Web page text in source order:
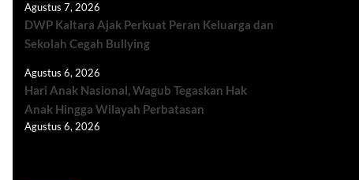
Agustus 7, 2026
DWP Kaltara Ajak Perkuat Peran Keluarga dan
Sekolah Cegah Bullying
Agustus 6, 2026
Hari Anak Nasional, Wagub Tegaskan Hak
Anak Hingga Wilayah Perbatasan
Agustus 6, 2026